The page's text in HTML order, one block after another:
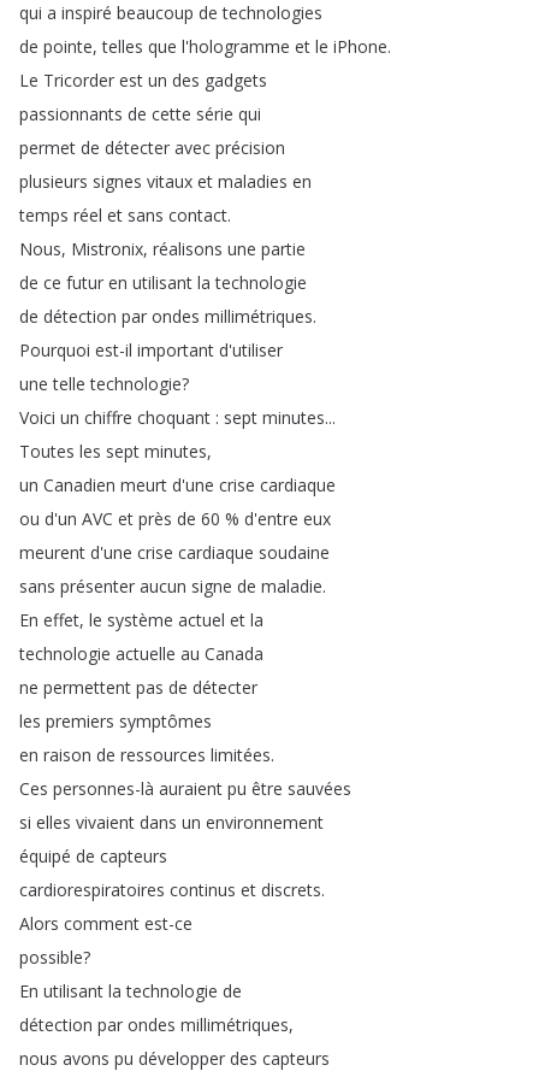
qui a inspiré beaucoup de technologies
de pointe,telles que l'hologramme et le iPhone.
Le Tricorder est un des gadgets
passionnants de cette série qui
permet de détecter avec précision
plusieurs signes vitaux et maladies en
temps réel et sans contact.
Nous, Mistronix, réalisons une partie
de ce futur en utilisant la technologie
de détection par ondes millimétriques.
Pourquoi est-il important d'utiliser
une telle technologie?
Voici un chiffre choquant : sept minutes...
Toutes les sept minutes,
un Canadien meurt d'une crise cardiaque
ou d'un AVC et près de 60 % d'entre eux
meurent d'une crise cardiaque soudaine
sans présenter aucun signe de maladie.
En effet, le système actuel et la
technologie actuelle au Canada
ne permettent pas de détecter
les premiers symptômes
en raison de ressources limitées.
Ces personnes-là auraient pu être sauvées
si elles vivaient dans un environnement
équipé de capteurs
cardiorespiratoires continus et discrets.
Alors comment est-ce
possible?
En utilisant la technologie de
détection par ondes millimétriques,
nous avons pu développer des capteurs